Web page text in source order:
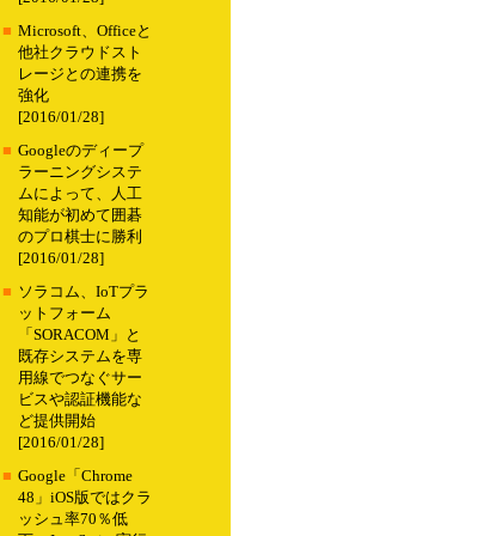
■ Microsoft、Officeと
他社クラウドスト
レージとの連携を
強化
[2016/01/28]
■ Googleのディープ
ラーニングシステ
ムによって、人工
知能が初めて囲碁
のプロ棋士に勝利
[2016/01/28]
■ ソラコム、IoTプラ
ットフォーム
「SORACOM」と
既存システムを専
用線でつなぐサー
ビスや認証機能な
ど提供開始
[2016/01/28]
■ Google「Chrome
48」iOS版ではクラ
ッシュ率70％低